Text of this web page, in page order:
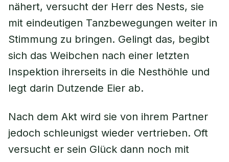
nähert, versucht der Herr des Nests, sie
mit eindeutigen Tanzbewegungen weiter in
Stimmung zu bringen. Gelingt das, begibt
sich das Weibchen nach einer letzten
Inspektion ihrerseits in die Nesthöhle und
legt darin Dutzende Eier ab.
Nach dem Akt wird sie von ihrem Partner
jedoch schleunigst wieder vertrieben. Oft
versucht er sein Glück dann noch mit